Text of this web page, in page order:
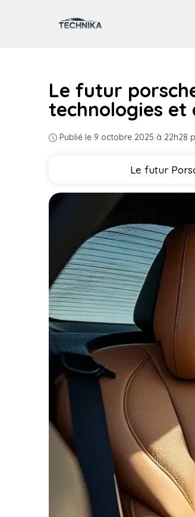
Le futur
technologies et
Publié le 9 octobre 2025 à 22h28
Le futur